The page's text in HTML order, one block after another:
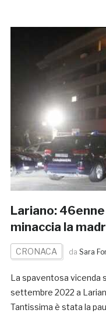
Lariano: 46enne
minaccia la
CRONACA da Sara
La spaventosa vicenda
settembre 2022 a
Tantissima è stata la